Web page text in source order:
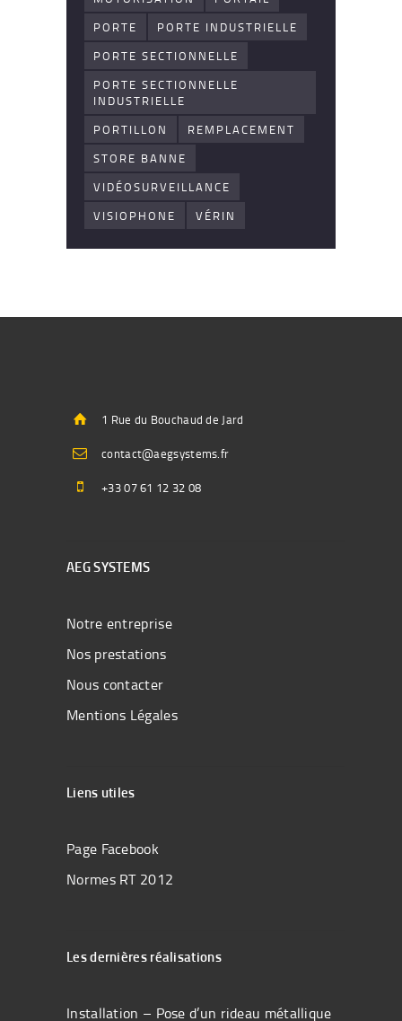
PORTE
PORTE INDUSTRIELLE
PORTE SECTIONNELLE
PORTE SECTIONNELLE
INDUSTRIELLE
PORTILLON
REMPLACEMENT
STORE BANNE
VIDÉOSURVEILLANCE
VISIOPHONE
VÉRIN
1 Rue du Bouchaud de Jard
contact@aegsystems.fr
+33 07 61 12 32 08
AEG SYSTEMS
Notre entreprise
Nos prestations
Nous contacter
Mentions Légales
Liens utiles
Page Facebook
Normes RT 2012
Les dernières réalisations
Installation – Pose d’un rideau métallique